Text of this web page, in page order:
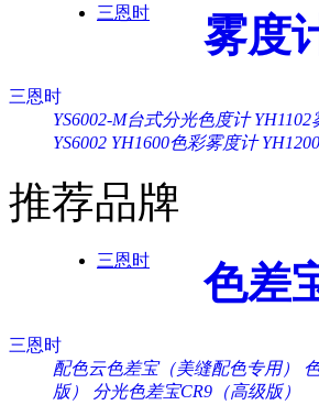
三恩时 雾度
三恩时
YS6002-M台式分光色度计 YH1102
YS6002 YH1600色彩雾度计
推荐品牌
三恩时 色差
三恩时
配色云色差宝（美缝配色专用）
版）
分光色差宝CR9（高级版）